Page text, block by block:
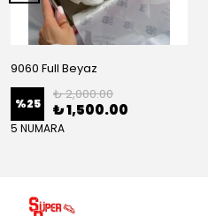
9060 Full Beyaz
%25
₺ 2,000.00
₺ 1,500.00
5 NUMARA